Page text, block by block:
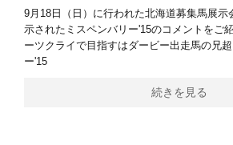
9月18日（日）に行われた北海道募集馬展示
示されたミスペンバリー'15のコメントをご
ーツクライで目指すはダービー出走馬の兄
ー'15
続きを見る